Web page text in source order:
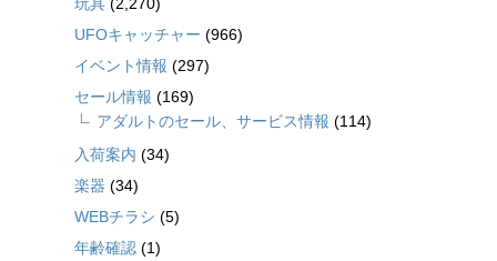
玩具 (2,270)
UFOキャッチャー (966)
イベント情報 (297)
セール情報 (169)
アダルトのセール、サービス情報 (114)
入荷案内 (34)
楽器 (34)
WEBチラシ (5)
年齢確認 (1)